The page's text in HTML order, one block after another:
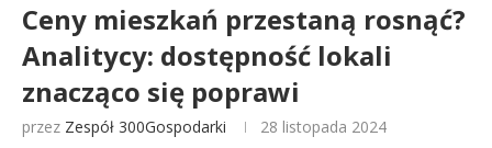
Ceny mieszkań przestaną rosnąć?
Analitycy: dostępność lokali
znacząco się poprawi
przez Zespół 300Gospodarki 28 listopada 2024